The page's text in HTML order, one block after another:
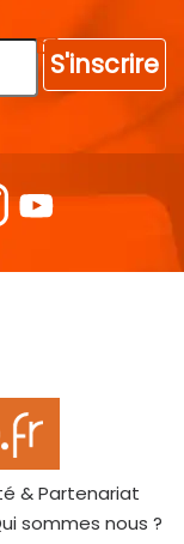
S'inscrire
& Partenariat
sommes nous ?